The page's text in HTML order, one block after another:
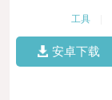
工具
安卓下载